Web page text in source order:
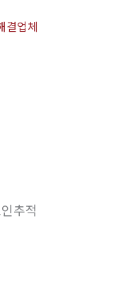
결업체
추적